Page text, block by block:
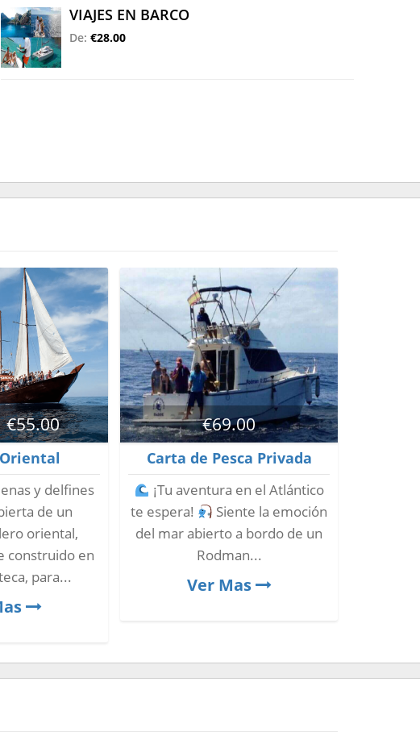
VIAJES EN BARCO
De: €28.00
€55.00
y delfines
de un
oriental,
construido en
para...
€69.00
Carta de Pesca Privada
¡Tu aventura en el Atlántico
te espera!
Siente la emoción
del mar abierto a bordo de un
Rodman...
Ver Mas